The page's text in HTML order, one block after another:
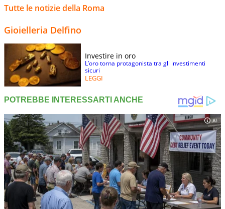
Tutte le notizie della Roma
Gioielleria Delfino
Investire in oro
L’oro torna protagonista tra gli investimenti
sicuri
LEGGI